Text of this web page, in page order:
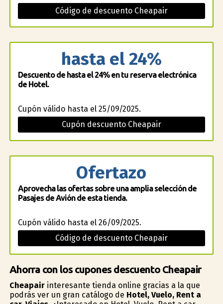
Código de descuento Cheapair
hasta el 24%
Descuento de hasta el 24% en tu reserva electrónica
de Hotel.
Cupón válido hasta el 25/09/2025.
Cupón descuento Cheapair
Ofertazo
Aprovecha las ofertas sobre una amplia selección de
Pasajes de Avión de esta tienda.
Cupón válido hasta el 26/09/2025.
Código de descuento Cheapair
Ahorra con los cupones descuento Cheapair
Cheapairinteresante tienda online gracias a la que
podrás ver un gran catálogo de Hotel, Vuelo, Rent a